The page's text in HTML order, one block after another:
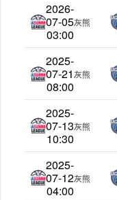
2026-
07-05
03:00
夏季联赛
灰熊
2025-
07-21
08:00
夏季联赛
灰熊
2025-
07-13
10:30
夏季联赛
灰熊
2025-
07-12
04:00
夏季联赛
灰熊